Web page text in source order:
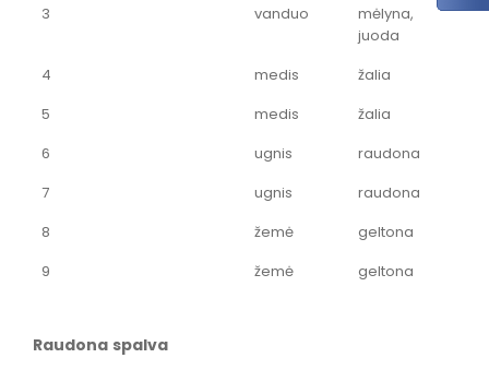
3 vanduo
mėlyna,
juoda
4
medis
žalia
5
medis
žalia
6
ugnis
raudona
7
ugnis
raudona
8
žemė
geltona
9
žemė geltona
Raudona spalva